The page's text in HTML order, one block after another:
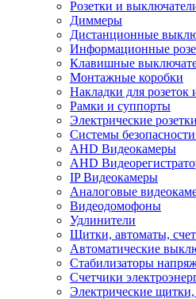
Розетки и
Диммеры
Дистанционные
Информационные
Клавишные
Монтажные коробки
Накладки для розеток
Рамки и суппорты
Электрические розетки
Системы
AHD Видеокамеры
AHD
IP Видеокамеры
Аналоговые
Видеодомофоны
Удлинители
Щитки, автоматы,
Автоматические
Стабилизаторы
Счетчики
Электрические